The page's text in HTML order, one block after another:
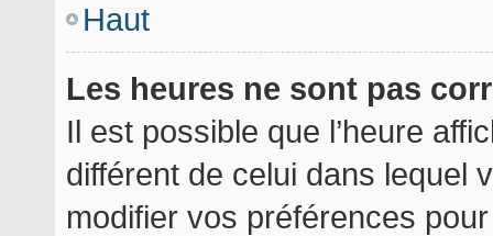
Haut
Les heures ne sont pas
Il est possible que l’heure
différent de celui dans lequel
modifier vos préférences